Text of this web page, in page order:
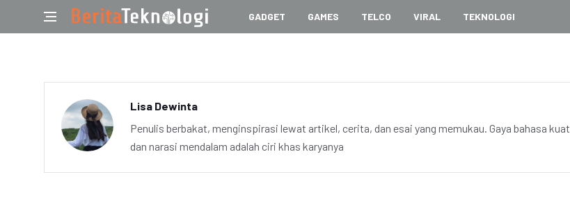
GADGET GAMES TELCO VIRAL TEKNOLOGI
Lisa Dewinta
Penulis berbakat, menginspirasi lewat artikel, cerita, dan esai yang memukau. Gaya bahasa kuat
dan narasi mendalam adalah ciri khas karyanya